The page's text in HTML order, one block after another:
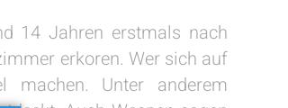
14 Jahren erstmals nach
erkoren. Wer sich auf
machen. Unter anderem